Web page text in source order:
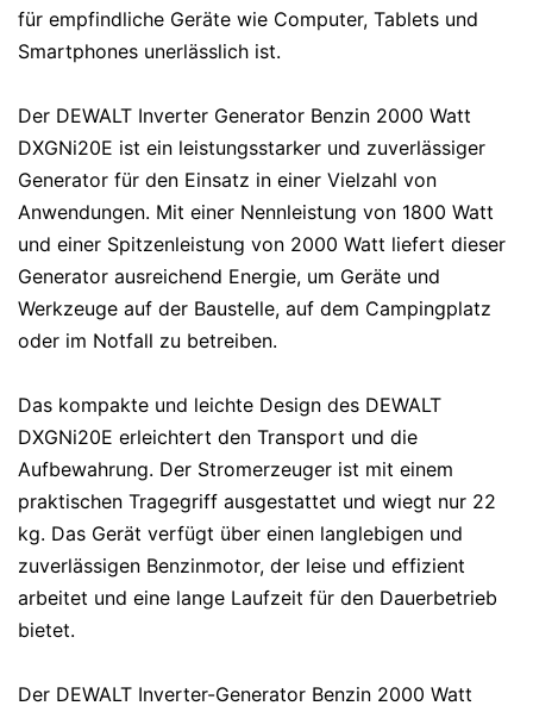
für empfindliche Geräte wie Computer, Tablets und
Smartphones unerlässlich ist.
Der DEWALT Inverter Generator Benzin 2000 Watt
DXGNi20E ist ein leistungsstarker und zuverlässiger
Generator für den Einsatz in einer Vielzahl von
Anwendungen. Mit einer Nennleistung von 1800 Watt
und einer Spitzenleistung von 2000 Watt liefert dieser
Generator ausreichend Energie, um Geräte und
Werkzeuge auf der Baustelle, auf dem Campingplatz
oder im Notfall zu betreiben.
Das kompakte und leichte Design des DEWALT
DXGNi20E erleichtert den Transport und die
Aufbewahrung. Der Stromerzeuger ist mit einem
praktischen Tragegriff ausgestattet und wiegt nur 22
kg. Das Gerät verfügt über einen langlebigen und
zuverlässigen Benzinmotor, der leise und effizient
arbeitet und eine lange Laufzeit für den Dauerbetrieb
bietet.
Der DEWALT Inverter-Generator Benzin 2000 Watt